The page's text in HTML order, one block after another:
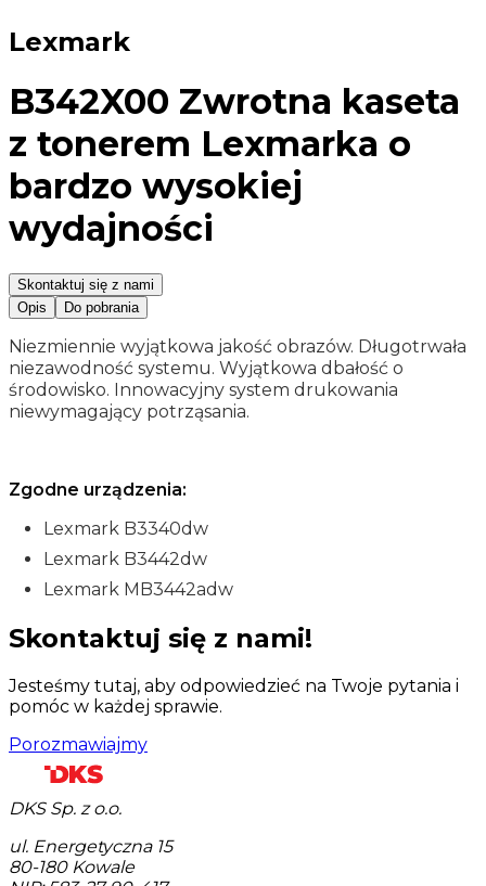
Lexmark
B342X00 Zwrotna kaseta
z tonerem Lexmarka o
bardzo wysokiej
wydajności
Skontaktuj się z nami
Opis
Do pobrania
Niezmiennie wyjątkowa jakość obrazów. Długotrwała
niezawodność systemu. Wyjątkowa dbałość o
środowisko. Innowacyjny system drukowania
niewymagający potrząsania.
Zgodne urządzenia:
Lexmark B3340dw
Lexmark B3442dw
Lexmark MB3442adw
Skontaktuj się z nami!
Jesteśmy tutaj, aby odpowiedzieć na Twoje pytania i
pomóc w każdej sprawie.
Porozmawiajmy
DKS Sp. z o.o.
ul. Energetyczna 15
80-180 Kowale